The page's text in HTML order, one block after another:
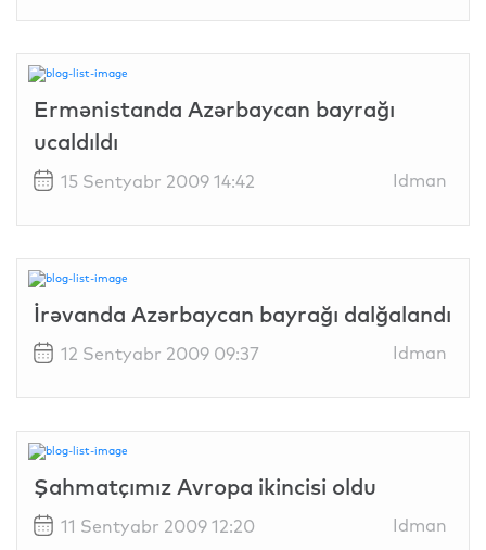
Ermənistanda Azərbaycan bayrağı
ucaldıldı
15 Sentyabr 2009 14:42 Idman
İrəvanda Azərbaycan bayrağı dalğalandı
12 Sentyabr 2009 09:37 Idman
Şahmatçımız Avropa ikincisi oldu
11 Sentyabr 2009 12:20 Idman